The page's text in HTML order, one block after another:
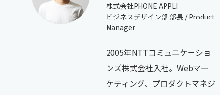
株式会社PHONE APPLI
ビジネスデザイン部 部長 / Product
Manager
2005年NTTコミュニケーショ
ンズ株式会社入社。Webマー
ケティング、プロダクトマネジ